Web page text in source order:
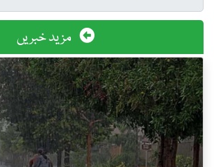
مزید خبریں